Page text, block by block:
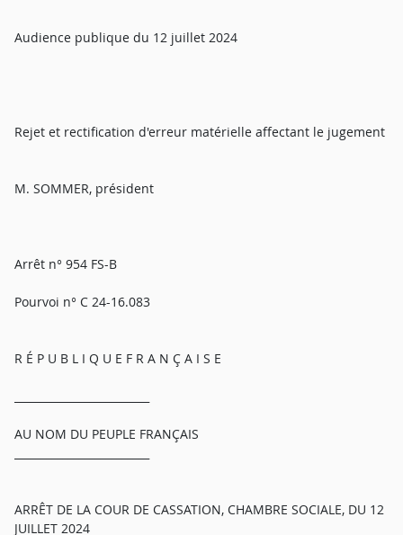
Audience publique du 12 juillet 2024
Rejet et rectification d'erreur matérielle affectant le jugement
M. SOMMER, président
Arrêt n° 954 FS-B
Pourvoi n° C 24-16.083
R É P U B L I Q U E F R A N Ç A I S E
AU NOM DU PEUPLE FRANÇAIS
ARRÊT DE LA COUR DE CASSATION, CHAMBRE SOCIALE, DU 12
JUILLET 2024